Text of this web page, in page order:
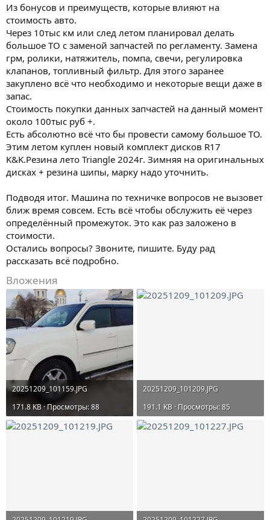
Из бонусов и преимуществ, которые влияют на
стоимость авто.
Через 10тыс км или след летом планировал делать
большое ТО с заменой запчастей по регламенту. Замена
грм, ролики, натяжитель, помпа, свечи, регулировка
клапанов, топливный фильтр. Для этого заранее
закуплено всё что необходимо и некоторые вещи даже в
запас.
Стоимость покупки данных запчастей на данный момент
около 100тыс руб +.
Есть абсолютно всё что бы провести самому большое ТО.
Этим летом куплен новый комплект дисков R17
K&K.Резина лето Triangle 2024г. Зимняя на оригинальных
дисках + резина шипы, марку надо уточнить.
Подводя итог. Машина по техничке вопросов не вызовет
ближ время совсем. Есть всё чтобы обслужить её через
определённый промежуток. Это как раз заложено в
стоимости.
Остались вопросы? Звоните, пишите. Буду рад
рассказать всё подробно.
Вложения
20251209_101159.JPG
171.8 KB · Просмотры: 88
20251209_101209.JPG
191.1 KB · Просмотры: 85